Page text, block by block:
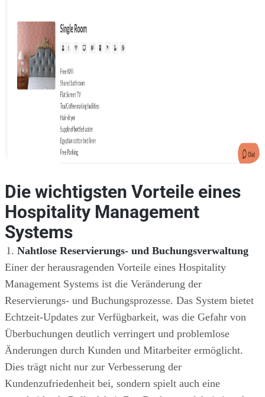
Die wichtigsten Vorteile eines
Hospitality Management
Systems
Nahtlose Reservierungs- und Buchungsverwaltung
Einer der herausragenden Vorteile eines Hospitality
Management Systems ist die Veränderung der
Reservierungs- und Buchungsprozesse. Das System bietet
Echtzeit-Updates zur Verfügbarkeit, was die Gefahr von
Überbuchungen deutlich verringert und problemlose
Änderungen durch Kunden und Mitarbeiter ermöglicht.
Dies trägt nicht nur zur Verbesserung der
Kundenzufriedenheit bei, sondern spielt auch eine